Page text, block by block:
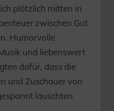
plötzlich mitten in
zwischen Gut
Humorvolle
und liebenswert
dafür, dass die
und Zuschauer von
lauschten